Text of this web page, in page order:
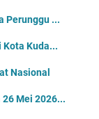
Perunggu ...
Kota Kuda...
Nasional
Mei 2026...